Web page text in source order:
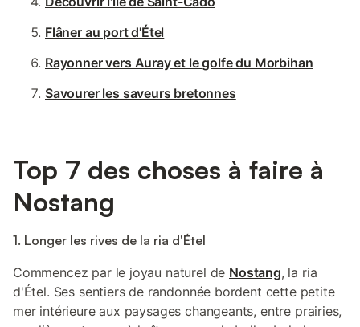
Flâner au port d'Étel
Rayonner vers Auray et le golfe du Morbihan
Savourer les saveurs bretonnes
Top 7 des choses à faire à
Nostang
1. Longer les rives de la ria d'Étel
Commencez par le joyau naturel de Nostang, la ria
d'Étel. Ses sentiers de randonnée bordent cette petite
mer intérieure aux paysages changeants, entre prairies,